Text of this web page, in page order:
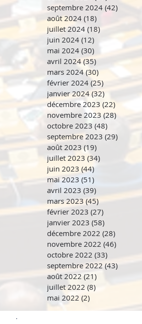
septembre 2024 (42) 42 posts
août 2024 (18)
juillet 2024 (18)
juin 2024 (12) 12 posts
mai 2024 (30)
avril 2024 (35)35 posts
mars 2024 (30)
février 2024 (25)
janvier 2024 (32)
décembre 2023 (22)
novembre 2023 (28)
octobre 2023 (48)
septembre 2023 (29)
août 2023 (19)
juillet 2023 (34)
juin 2023 (44)
mai 2023 (51)
avril 2023 (39)
mars 2023 (45) 45 posts
février 2023 (27)
janvier 2023 (58)
décembre 2022 (28)
novembre 2022 (46)
octobre 2022 (33)
septembre 2022 (43)
août 2022 (21)
juillet 2022 (8)
mai 2022 (2)